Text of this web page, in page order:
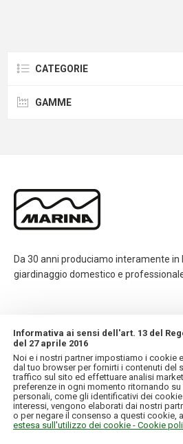
CATEGORIE
GAMME
Da 30 anni produciamo interamente in
giardinaggio domestico e
INFORMAZIONI
IL MIO ACCOUNT
Informativa ai sensi dell'art. 13 del
del 27 aprile 2016
Noi e i nostri partner impostiamo i cookie
dal tuo browser per fornirti i contenuti del
traffico sul sito ed effettuare analisi
preferenze in ogni momento ritornando
personali, come gli identificativi dei
interessi, vengono elaborati dai nostri
o per negare il consenso a questi cookie,
estesa sull'utilizzo dei cookie - Cookie